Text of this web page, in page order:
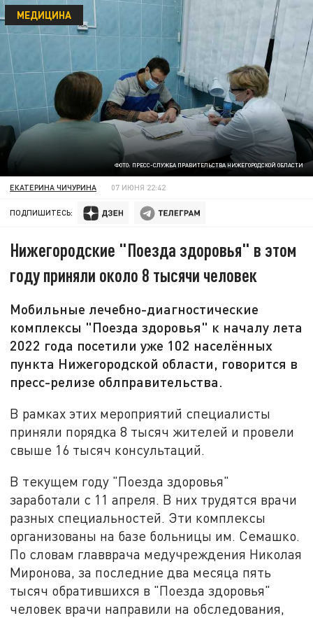
ФОТО: ПРЕСС-СЛУЖБА ПРАВИТЕЛЬСТВА НИЖЕГОРОДСКОЙ ОБЛАСТИ
МЕДИЦИНА
ЕКАТЕРИНА ЧИЧУРИНА 07 ИЮНЯ 22:42
ПОДПИШИТЕСЬ:
Нижегородские "Поезда здоровья" в этом
году приняли около 8 тысячи человек
Мобильные лечебно-диагностические
комплексы "Поезда здоровья" к началу лета
2022 года посетили уже 102 населённых
пункта Нижегородской области, говорится в
пресс-релизе облправительства.
В рамках этих мероприятий специалисты
приняли порядка 8 тысяч жителей и провели
свыше 16 тысяч консультаций.
В текущем году "Поезда здоровья"
заработали с 11 апреля. В них трудятся врачи
разных специальностей. Эти комплексы
организованы на базе больницы им. Семашко.
По словам главврача медучреждения Николая
Миронова, за последние два месяца пять
тысяч обратившихся в "Поезда здоровья"
человек врачи направили на обследования,